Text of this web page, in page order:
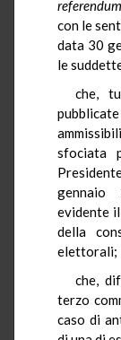
referendum
con le
data 30
le
che,
sfociata
gennaio
evidente
della
elettorali;
che,
terzo
caso di